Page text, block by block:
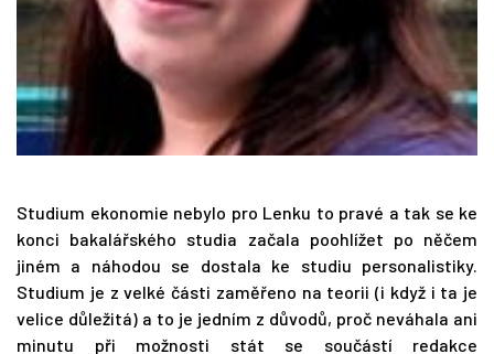
Studium ekonomie nebylo pro Lenku to pravé a tak se ke
konci bakalářského studia začala poohlížet po něčem
jiném a náhodou se dostala ke studiu personalistiky.
Studium je z velké části zaměřeno na teorii (i když i ta je
velice důležitá) a to je jedním z důvodů, proč neváhala ani
minutu při možnosti stát se součástí redakce